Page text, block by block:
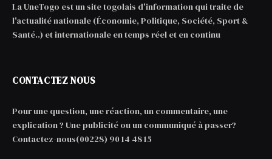
La UneTogo est un site togolais d'information qui traite de
l'actualité nationale (Économie, Politique, Société, Sport &
Santé..) et internationale en temps réel et en continu
CONTACTEZ NOUS
Pour une question, une réaction, un commentaire, une
explication ? Une publicité ou un communiqué à passer?
Contactez-nous(00228) 90 14 48 15